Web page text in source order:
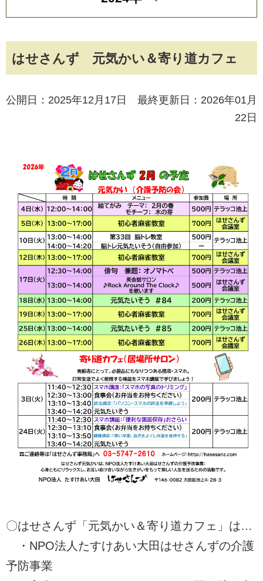
はせさんず 元気かい＆寄り道カフェ
公開日：2025年12月17日 最終更新日：2026年01月
22日
〇はせさんず「元気かい＆寄り道カフェ」は…
・NPO法人たすけあい大田はせさんずの介護
予防事業